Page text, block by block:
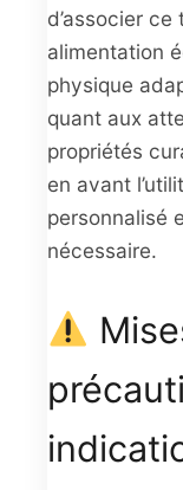
d’associer
alimentation
physique
quant aux
propriétés
en avant
personnalisé
nécessaire.